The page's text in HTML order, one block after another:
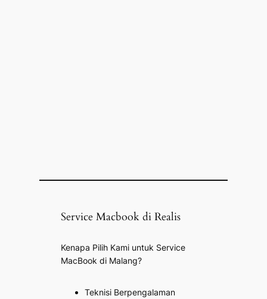
Service Macbook di Realis
Kenapa Pilih Kami untuk Service
MacBook di Malang?
Teknisi Berpengalaman